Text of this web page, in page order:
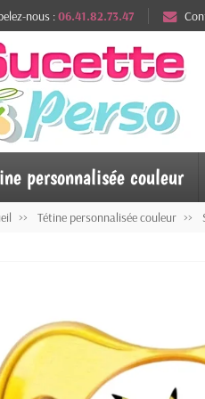
nous :06.41.82.73.47
personnalisée couleur
Tétine personnalisée couleur